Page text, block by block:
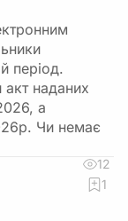
період.
наданих
а
Чи немає
12
1